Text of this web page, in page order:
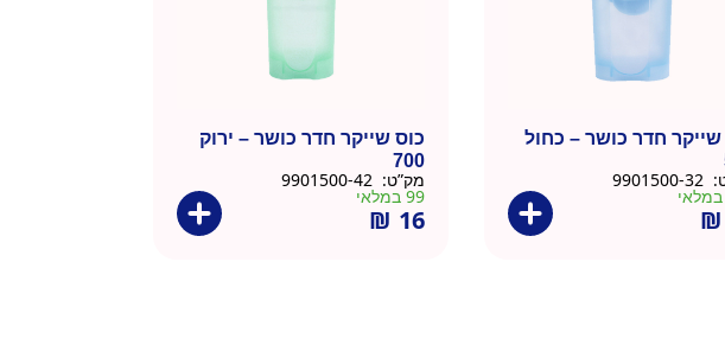
שייקר חדר כושר – כחול
₪
כוס שייקר חדר כושר – ירוק
700
מק”ט:
99 במלאי
₪ 16